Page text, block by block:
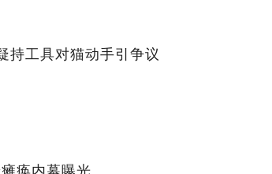
持工具对猫动手引争议
痪内幕曝光